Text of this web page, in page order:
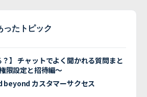
ったトピック
？】 チャットでよく聞かれる質問まと
限設定と招待編〜
beyond カスタマーサクセス